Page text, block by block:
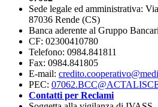
Sede legale ed amministrativa:
87036 Rende (CS)
Banca aderente al Gruppo
CF: 02300410780
Telefono: 0984.841811
Fax: 0984.841805
E-mail:
PEC:
Contatti per Reclami